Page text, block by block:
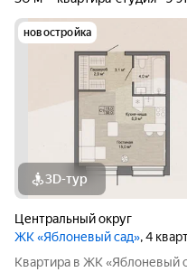
новостройка
3D-тур
Центральный округ
ЖК «Яблоневый сад», 4
Квартира в ЖК «Яблоневый сад» для тех, кто